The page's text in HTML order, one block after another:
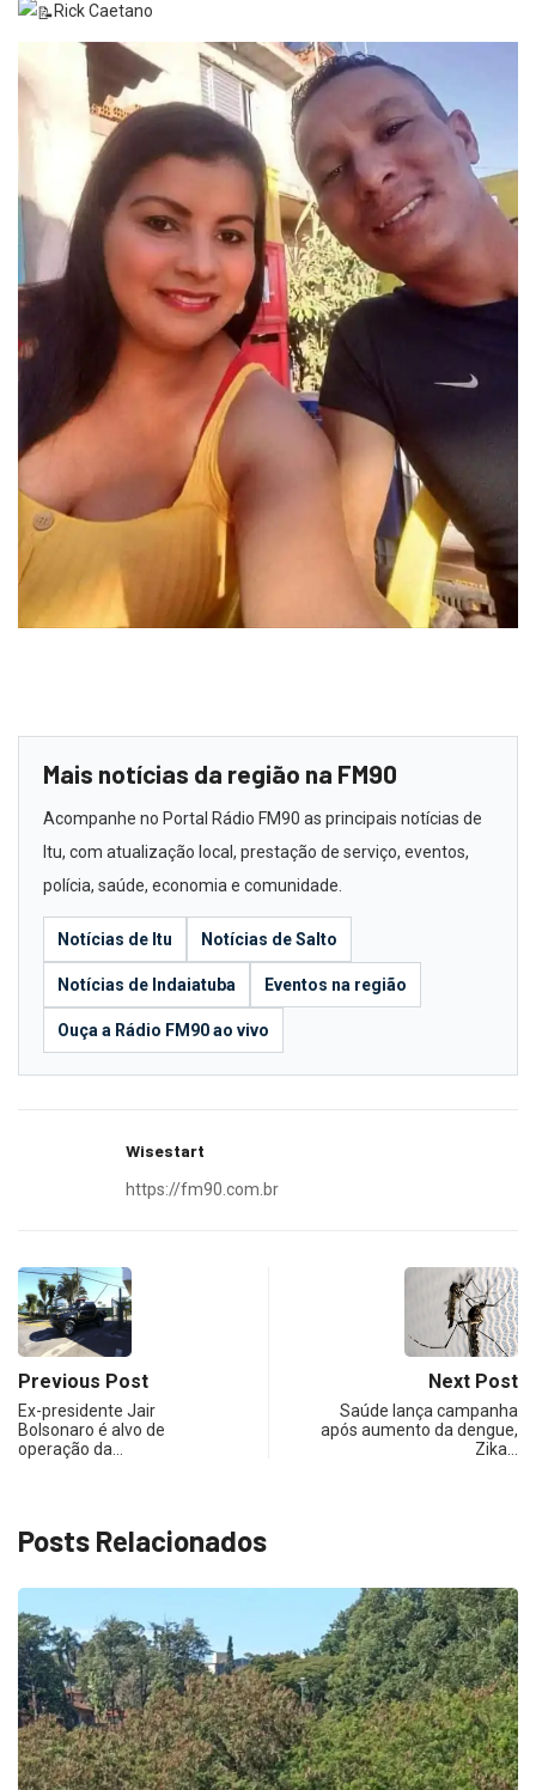
Rick Caetano
Mais notícias da região na FM90
Acompanhe no Portal Rádio FM90 as principais notícias de
Itu, com atualização local, prestação de serviço, eventos,
polícia, saúde, economia e comunidade.
Notícias de Itu Notícias de Salto
Notícias de Indaiatuba Eventos na região
Ouça a Rádio FM90 ao vivo
Wisestart
https://fm90.com.br
Previous Post
Ex-presidente Jair
Bolsonaro é alvo de
operação da…
Next Post
Saúde lança campanha
após aumento da dengue,
Zika…
Posts Relacionados